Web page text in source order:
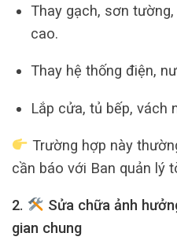
Thay gạch, sơn
cao.
Thay hệ thống điện,
Lắp cửa, tủ bếp, vách
Trường hợp này
cần báo với Ban quản lý
2.
Sửa chữa ảnh
gian chung